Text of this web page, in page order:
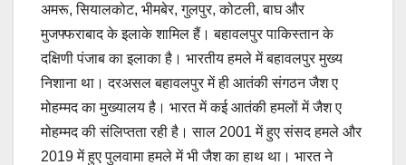
अमरू, सियालकोट, भीमबेर, गुलपुर, कोटली, बाघ और
मुजफ्फराबाद के इलाके शामिल हैं। बहावलपुर पाकिस्तान के
दक्षिणी पंजाब का इलाका है। भारतीय हमले में बहावलपुर मुख्य
निशाना था। दरअसल बहावलपुर में ही आतंकी संगठन जैश ए
मोहम्मद का मुख्यालय है। भारत में कई आतंकी हमलों में जैश ए
मोहम्मद की संलिप्तता रही है। साल 2001 में हुए संसद हमले और
2019 में हुए पुलवामा हमले में भी जैश का हाथ था। भारत ने